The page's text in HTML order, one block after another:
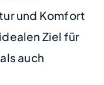
und Komfort
Ziel für
auch